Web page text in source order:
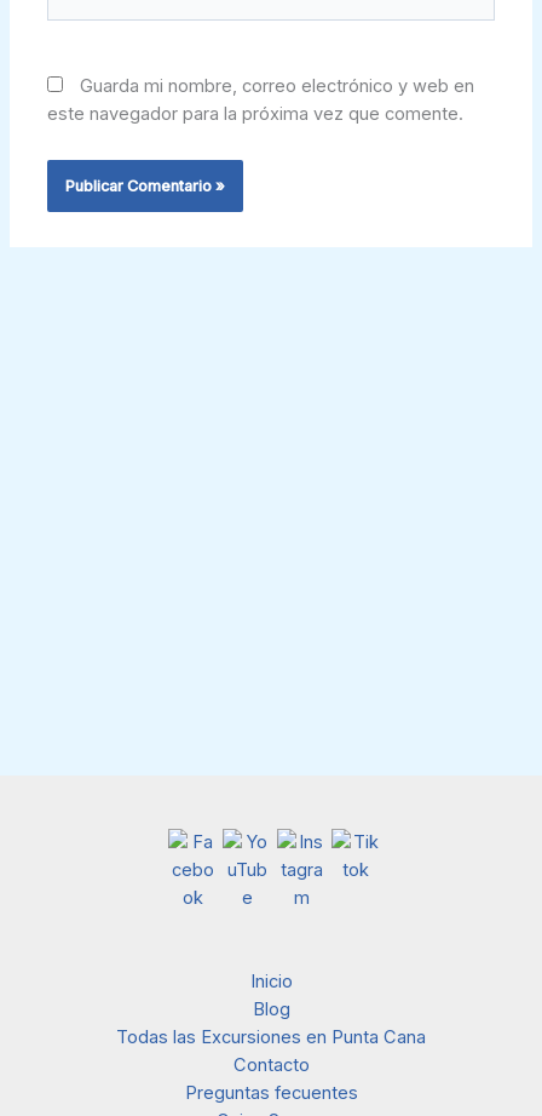
Guarda mi nombre, correo electrónico y web en
este navegador para la próxima vez que comente.
Inicio
Blog
Todas las Excursiones en Punta Cana
Contacto
Preguntas fecuentes